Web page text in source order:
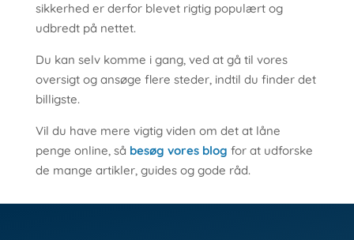
sikkerhed er derfor blevet rigtig populært og
udbredt på nettet.
Du kan selv komme i gang, ved at gå til vores
oversigt og ansøge flere steder, indtil du finder det
billigste.
Vil du have mere vigtig viden om det at låne
penge online, så besøg vores blog for at udforske
de mange artikler, guides og gode råd.